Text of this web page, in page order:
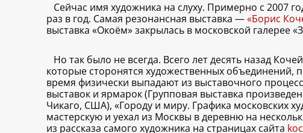
Сейчас имя художника на слуху. Примерно с 2007
раз в год. Самая резонансная выставка —«Борис
выставка «Окоём» закрылась в московской галерее
Но так было не всегда. Всего лет десять назад
которые сторонятся художественных
время физически выпадают из выставочного
выставок и ярмарок (Групповая выставка
Чикаго, США), «Городу и миру. Графика московских
мастерскую и уехал из Москвы в деревню на
из рассказа самого художника на страницах сайта